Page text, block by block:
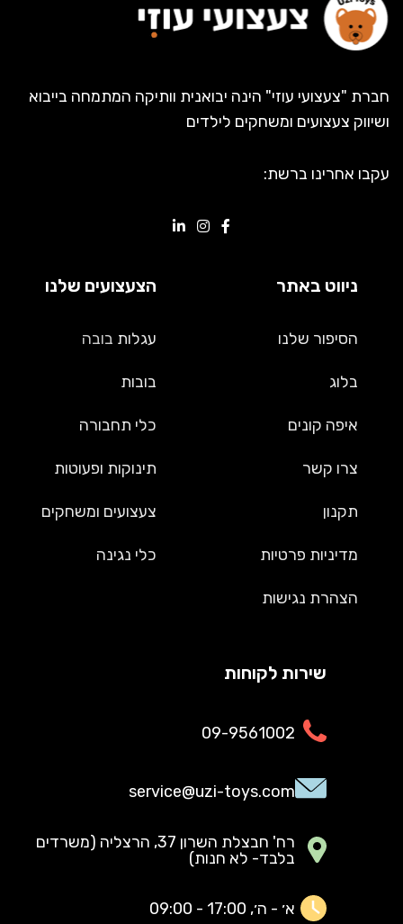
חברת "צעצועי עוזי" הינה יבואנית וותיקה המתמחה בייבוא
ושיווק צעצועים ומשחקים לילדים
עקבו אחרינו ברשת:
ניווט באתר
הסיפור שלנו
בלוג
איפה קונים
צרו קשר
תקנון
מדיניות פרטיות
הצהרת נגישות
הצעצועים שלנו
עגלות בובה
בובות
כלי תחבורה
תינוקות ופעוטות
צעצועים ומשחקים
כלי נגינה
שירות לקוחות
09-9561002
service@uzi-toys.com
רח' חבצלת השרון 37, הרצליה (משרדים
בלבד- לא חנות)
א׳ - ה׳, 17:00 - 09:00